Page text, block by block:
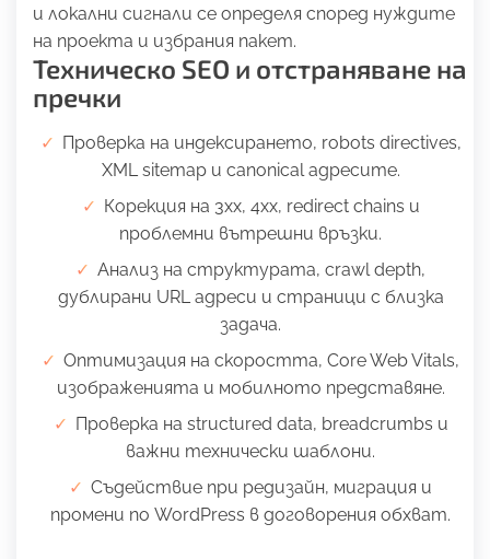
и локални сигнали се определя според нуждите
на проекта и избрания пакет.
Техническо SEO и отстраняване на
пречки
Проверка на индексирането, robots directives,
XML sitemap и canonical адресите.
Корекция на 3xx, 4xx, redirect chains и
проблемни вътрешни връзки.
Анализ на структурата, crawl depth,
дублирани URL адреси и страници с близка
задача.
Оптимизация на скоростта, Core Web Vitals,
изображенията и мобилното представяне.
Проверка на structured data, breadcrumbs и
важни технически шаблони.
Съдействие при редизайн, миграция и
промени по WordPress в договорения обхват.